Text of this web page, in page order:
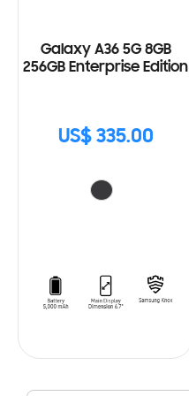
Galaxy A36 5G 8GB
256GB Enterprise Edition
US$ 335.00